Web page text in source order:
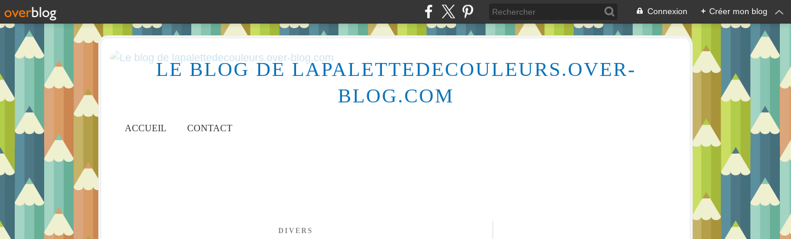
Connexion + Créer mon blog
LE BLOG DE LAPALETTEDECOULEURS.OVER-
BLOG.COM
ACCUEIL CONTACT
DIVERS